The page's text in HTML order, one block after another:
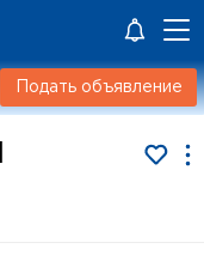
Подать объявление